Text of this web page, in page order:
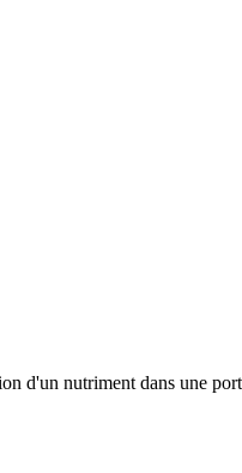
d'un nutriment dans une